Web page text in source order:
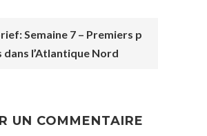
Semaine 7 – Premiers p
dans l’Atlantique Nord
UN COMMENTAIRE